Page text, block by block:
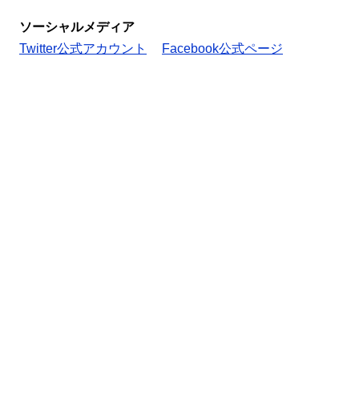
ソーシャルメディア
Twitter公式アカウント
Facebook公式ページ